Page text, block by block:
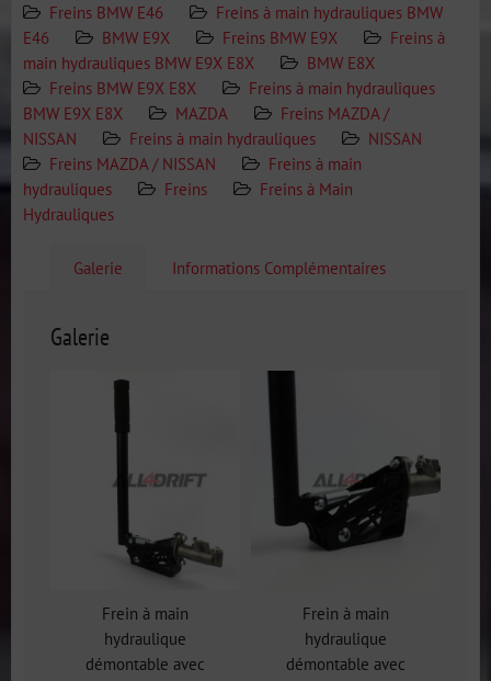
Freins BMW E46
Freins à main hydrauliques BMW
E46
BMW E9X Freins BMW E9X
Freins à
main hydrauliques BMW E9X E8X
BMW E8X
Freins BMW E9X E8X
Freins à main hydrauliques
BMW E9X E8X
MAZDA
Freins MAZDA /
NISSAN
Freins à main hydrauliques
NISSAN
Freins MAZDA / NISSAN
Freins à main
hydrauliques
Freins
Freins à Main
Hydrauliques
Galerie Informations Complémentaires
Galerie
Frein à main
hydraulique
démontable avec
Frein à main
hydraulique
démontable avec